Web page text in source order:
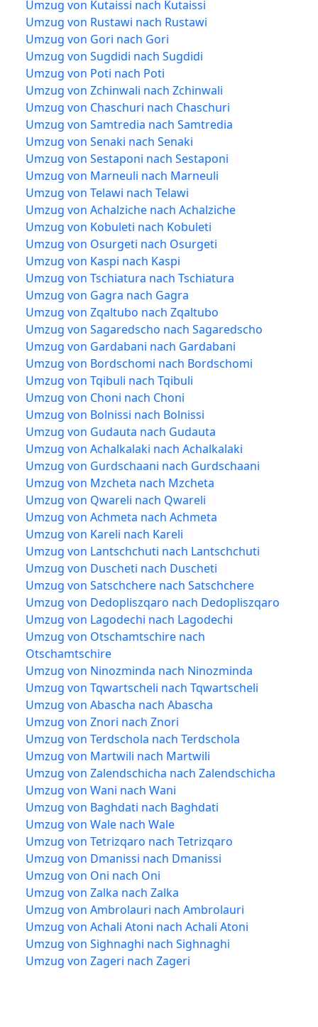
Umzug von Kutaissi nach Kutaissi
Umzug von Rustawi nach Rustawi
Umzug von Gori nach Gori
Umzug von Sugdidi nach Sugdidi
Umzug von Poti nach Poti
Umzug von Zchinwali nach Zchinwali
Umzug von Chaschuri nach Chaschuri
Umzug von Samtredia nach Samtredia
Umzug von Senaki nach Senaki
Umzug von Sestaponi nach Sestaponi
Umzug von Marneuli nach Marneuli
Umzug von Telawi nach Telawi
Umzug von Achalziche nach Achalziche
Umzug von Kobuleti nach Kobuleti
Umzug von Osurgeti nach Osurgeti
Umzug von Kaspi nach Kaspi
Umzug von Tschiatura nach Tschiatura
Umzug von Gagra nach Gagra
Umzug von Zqaltubo nach Zqaltubo
Umzug von Sagaredscho nach Sagaredscho
Umzug von Gardabani nach Gardabani
Umzug von Bordschomi nach Bordschomi
Umzug von Tqibuli nach Tqibuli
Umzug von Choni nach Choni
Umzug von Bolnissi nach Bolnissi
Umzug von Gudauta nach Gudauta
Umzug von Achalkalaki nach Achalkalaki
Umzug von Gurdschaani nach Gurdschaani
Umzug von Mzcheta nach Mzcheta
Umzug von Qwareli nach Qwareli
Umzug von Achmeta nach Achmeta
Umzug von Kareli nach Kareli
Umzug von Lantschchuti nach Lantschchuti
Umzug von Duscheti nach Duscheti
Umzug von Satschchere nach Satschchere
Umzug von Dedopliszqaro nach Dedopliszqaro
Umzug von Lagodechi nach Lagodechi
Umzug von Otschamtschire nach
Otschamtschire
Umzug von Ninozminda nach Ninozminda
Umzug von Tqwartscheli nach Tqwartscheli
Umzug von Abascha nach Abascha
Umzug von Znori nach Znori
Umzug von Terdschola nach Terdschola
Umzug von Martwili nach Martwili
Umzug von Zalendschicha nach Zalendschicha
Umzug von Wani nach Wani
Umzug von Baghdati nach Baghdati
Umzug von Wale nach Wale
Umzug von Tetrizqaro nach Tetrizqaro
Umzug von Dmanissi nach Dmanissi
Umzug von Oni nach Oni
Umzug von Zalka nach Zalka
Umzug von Ambrolauri nach Ambrolauri
Umzug von Achali Atoni nach Achali Atoni
Umzug von Sighnaghi nach Sighnaghi
Umzug von Zageri nach Zageri